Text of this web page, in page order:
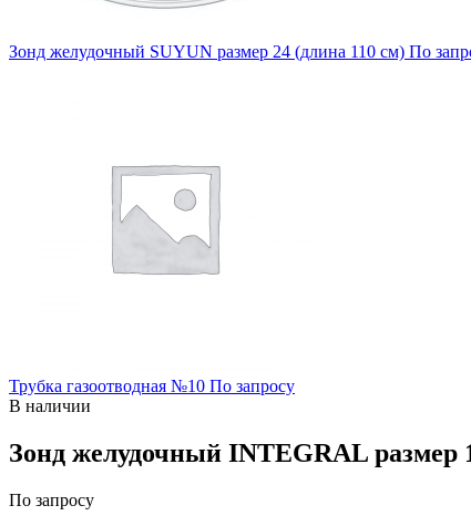
Зонд желудочный SUYUN размер 24 (длина 110 см) По
Трубка газоотводная №10 По запросу
В наличии
Зонд желудочный INTEGRAL размер
По запросу